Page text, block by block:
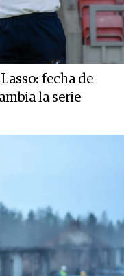
fecha de
la serie